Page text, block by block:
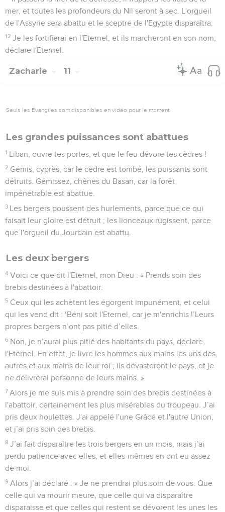
mer, et toutes les profondeurs du Nil seront à sec. L'orgueil
de l'Assyrie sera abattu et le sceptre de l'Egypte disparaîtra.
12 Je les fortifierai en l'Eternel, et ils marcheront en son nom,
déclare l'Eternel.
Zacharie 11
Seuls les Évangiles sont disponibles en vidéo pour le moment.
Les grandes puissances sont abattues
1 Liban, ouvre tes portes, et que le feu dévore tes cèdres !
2 Gémis, cyprès, car le cèdre est tombé, les puissants sont
détruits. Gémissez, chênes du Basan, car la forêt
impénétrable est abattue.
3 Les bergers poussent des hurlements, parce que ce qui
faisait leur gloire est détruit ; les lionceaux rugissent, parce
que l'orgueil du Jourdain est abattu.
Les deux bergers
4 Voici ce que dit l'Eternel, mon Dieu : « Prends soin des
brebis destinées à l'abattoir.
5 Ceux qui les achètent les égorgent impunément, et celui
qui les vend dit : ‘Béni soit l'Eternel, car je m'enrichis !’Leurs
propres bergers n’ont pas pitié d’elles.
6 Non, je n’aurai plus pitié des habitants du pays, déclare
l'Eternel. En effet, je livre les hommes aux mains les uns des
autres et aux mains de leur roi ; ils dévasteront le pays, et je
ne délivrerai personne de leurs mains. »
7 Alors je me suis mis à prendre soin des brebis destinées à
l'abattoir, certainement les plus misérables du troupeau. J’ai
pris deux houlettes. J'ai appelé l'une Grâce et l'autre Union,
et j’ai pris soin des brebis.
8 J’ai fait disparaître les trois bergers en un mois, mais j’ai
perdu patience avec elles, et elles-mêmes en ont eu assez
de moi.
9 Alors j’ai déclaré : « Je ne prendrai plus soin de vous. Que
celle qui va mourir meure, que celle qui va disparaître
disparaisse et que celles qui restent se dévorent les unes les